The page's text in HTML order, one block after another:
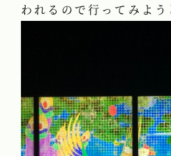
われるので行ってみよ